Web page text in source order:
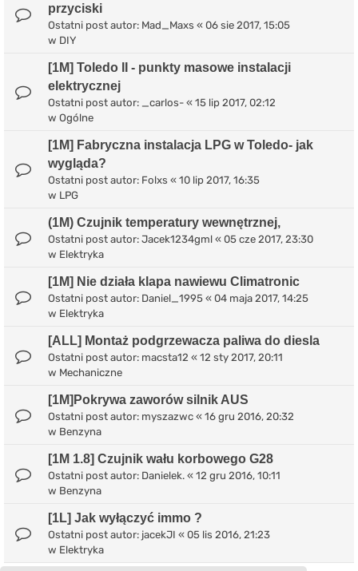
przyciski
Ostatni post autor: Mad_Maxs « 06 sie 2017, 15:05
w DIY
[1M] Toledo II - punkty masowe instalacji
elektrycznej
Ostatni post autor: _carlos- « 15 lip 2017, 02:12
w Ogólne
[1M] Fabryczna instalacja LPG w Toledo- jak
wygląda?
Ostatni post autor: Folxs « 10 lip 2017, 16:35
w LPG
(1M) Czujnik temperatury wewnętrznej,
Ostatni post autor: Jacek1234gml « 05 cze 2017, 23:30
w Elektryka
[1M] Nie działa klapa nawiewu Climatronic
Ostatni post autor: Daniel_1995 « 04 maja 2017, 14:25
w Elektryka
[ALL] Montaż podgrzewacza paliwa do diesla
Ostatni post autor: macsta12 « 12 sty 2017, 20:11
w Mechaniczne
[1M]Pokrywa zaworów silnik AUS
Ostatni post autor: myszazwc « 16 gru 2016, 20:32
w Benzyna
[1M 1.8] Czujnik wału korbowego G28
Ostatni post autor: Danielek. « 12 gru 2016, 10:11
w Benzyna
[1L] Jak wyłączyć immo ?
Ostatni post autor: jacekJI « 05 lis 2016, 21:23
w Elektryka